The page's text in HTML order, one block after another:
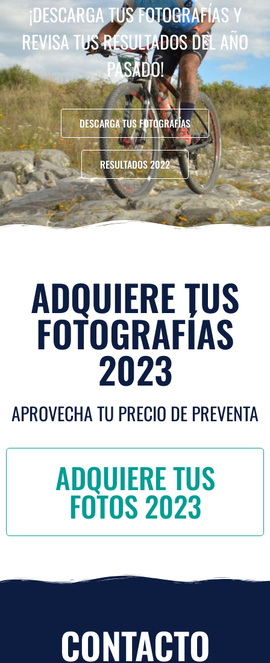
¡DESCARGA TUS FOTOGRAFÍAS Y
REVISA TUS RESULTADOS DEL AÑO
PASADO!
DESCARGA TUS FOTOGRAFÍAS
RESULTADOS 2022
ADQUIERE TUS
FOTOGRAFÍAS
2023
APROVECHA TU PRECIO DE PREVENTA
ADQUIERE TUS
FOTOS 2023
CONTACTO